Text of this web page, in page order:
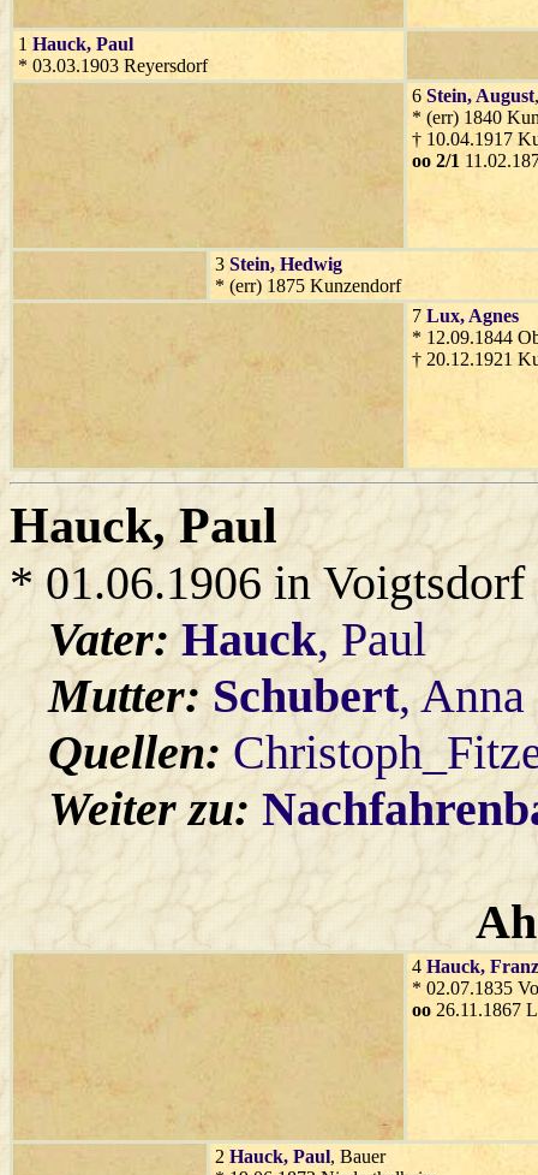
1 Hauck, Paul
* 03.03.1903 Reyersdorf
6 Stein, August
* (err) 1840
† 10.04.1917
oo 2/1
3 Stein, Hedwig
* (err) 1875 Kunzendorf
7 Lux, Agnes
* 12.09.1844
† 20.12.1921
Hauck, Paul
* 01.06.1906 in Voigtsdorf
Vater:Hauck, Paul
Mutter:Schubert, Anna
Quellen:
Weiter zu:
4 Hauck, Franz
* 02.07.1835
oo 26.11.1867
2 Hauck, Paul, Bauer